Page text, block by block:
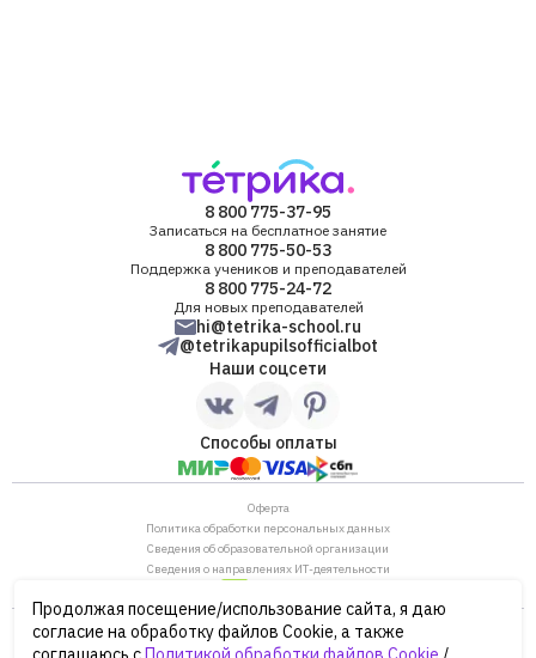
8 800 775-37-95
Записаться на бесплатное занятие
8 800 775-50-53
Поддержка учеников и преподавателей
8 800 775-24-72
Для новых преподавателей
hi@tetrika-school.ru
@tetrikapupilsofficialbot
Наши соцсети
Способы оплаты
Оферта
Политика обработки персональных данных
Сведения об образовательной организации
Сведения о направлениях ИТ-деятельности
ОГРН: 1187746880530
ИНН/КПП: 7702446568/770901001
Продолжая посещение/использование сайта, я даю
согласие на обработку файлов Cookie, а также